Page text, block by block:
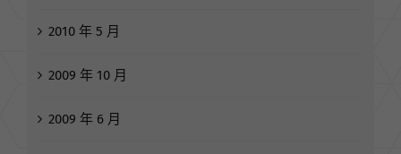
2010 年 5 月
2009 年 10 月
2009 年 6 月